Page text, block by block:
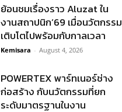
ย้อนชมเรื่องราว Aluzat ใน
งานสถาปนิก’69 เมื่อนวัตกรรม
เติบโตไปพร้อมกับกาลเวลา
Kemisara - August 4, 2026
POWERTEX พาร์ทเนอร์ช่าง
ก่อสร้าง กับนวัตกรรมที่ยก
ระดับมาตรฐานในงาน